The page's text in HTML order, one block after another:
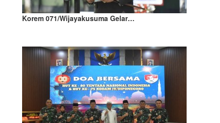
Korem 071/Wijayakusuma Gelar…